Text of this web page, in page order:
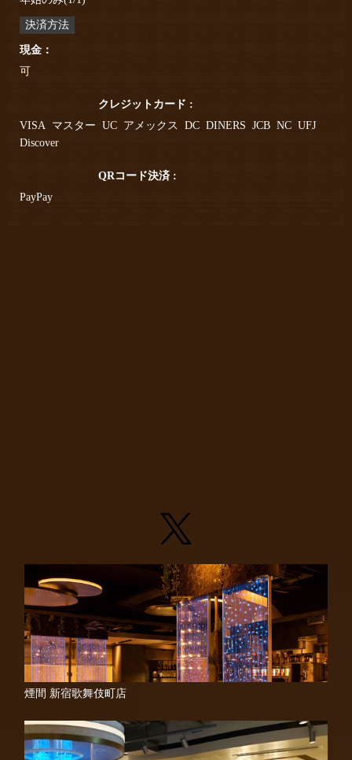
決済方法
現金：
可
クレジットカード :
VISA
マスター UC アメックス DC DINERS JCB NC UFJ
Discover
QRコード決済 :
PayPay
煙間 新宿歌舞伎町店